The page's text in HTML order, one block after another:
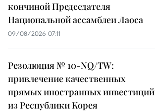
кончиной Председателя
Национальной ассамблеи Лаоса
09/08/2026 07:11
Резолюция № 10-NQ/TW:
привлечение качественных
прямых иностранных инвестиций
из Республики Корея